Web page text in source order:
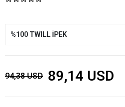
%100 TWILL İPEK
94,38 USD 89,14 USD